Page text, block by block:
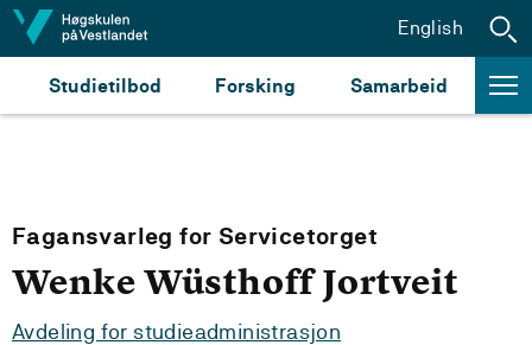
Hopp til innhald
Studietilbod Forsking Samarbeid
English
Fagansvarleg for Servicetorget
Wenke Wüsthoff Jortveit
Avdeling for studieadministrasjon